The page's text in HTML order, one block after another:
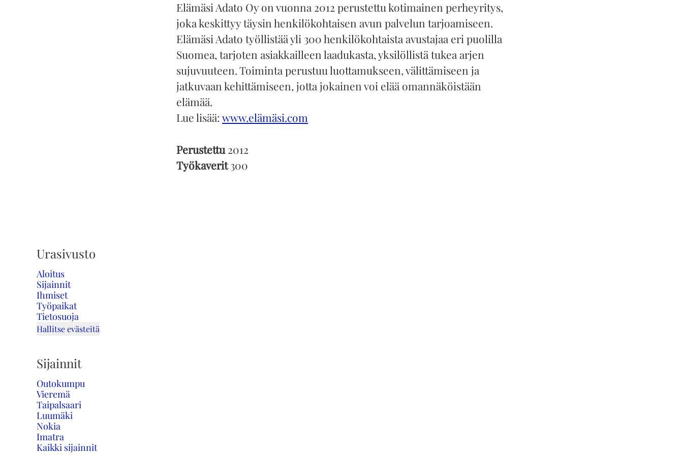
Elämäsi Adato Oy on vuonna 2012 perustettu kotimainen perheyritys,
joka keskittyy täysin henkilökohtaisen avun palvelun tarjoamiseen.
Elämäsi Adato työllistää yli 300 henkilökohtaista avustajaa eri puolilla
Suomea, tarjoten asiakkailleen laadukasta, yksilöllistä tukea arjen
sujuvuuteen. Toiminta perustuu luottamukseen, välittämiseen ja
jatkuvaan kehittämiseen, jotta jokainen voi elää omannäköistään
elämää.
Lue lisää: www.elämäsi.com
Perustettu2012
Työkaverit300
Urasivusto
Aloitus
Sijainnit
Ihmiset
Työpaikat
Tietosuoja
Hallitse evästeitä
Sijainnit
Outokumpu
Vieremä
Taipalsaari
Luumäki
Nokia
Imatra
Kaikki sijainnit